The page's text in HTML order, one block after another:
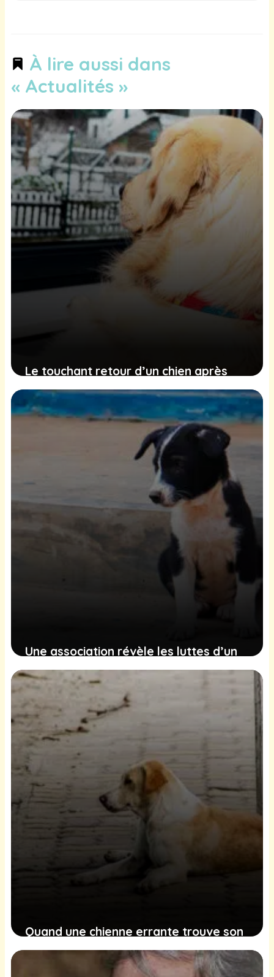
À lire aussi dans
« Actualités »
Le touchant retour d’un chien après
des vacances conquiert le cœur de
deux millions de personnes
Une association révèle les luttes d’un
chiot handicapé découvert seul et
abandonné
29 janvier 2025
Quand une chienne errante trouve son
chemin vers un foyer aimant et
transforme une famille